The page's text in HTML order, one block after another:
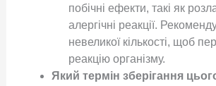
побічні ефекти, такі як
алергічні реакції.
невеликої кількості, щоб
реакцію організму.
Який термін зберігання